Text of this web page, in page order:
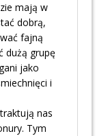
mają w
dobrą,
fajną
dużą grupę
jako
i
nas
Tym